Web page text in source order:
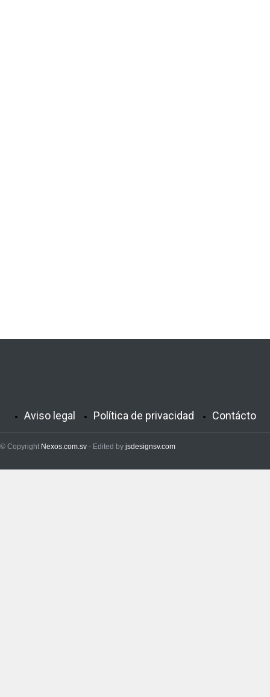
Aviso legal Política de privacidad Contácto
© Copyright Nexos.com.sv - Edited by jsdesignsv.com